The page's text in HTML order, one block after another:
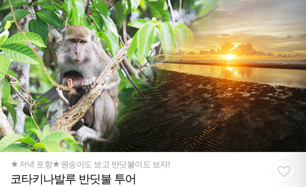
★저녁 포함★원숭이도 보고 반딧불이도 보자!
코타키나발루 반딧불 투어